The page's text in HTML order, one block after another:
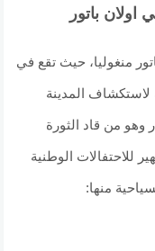
باتور
منغوليا، حيث تقع في
لاستكشاف المدينة
وهو من قاد الثورة
للاحتفالات الوطنية
منها: